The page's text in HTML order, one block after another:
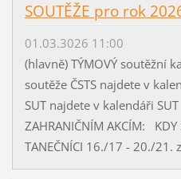
SOUTĚŽE pro rok
01.03.3026 11:00
(hlavně) TÝMOVÝ soutěžní
soutěže ČSTS najdete v
SUT najdete v kalendáři
ZAHRANIČNÍM AKCÍM: KDY
TANEČNÍCI 16./17 - 20./21.